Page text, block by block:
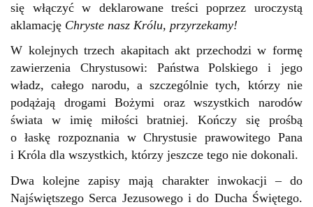
się włączyć w deklarowane treści poprzez uroczystą
aklamację Chryste nasz Królu, przyrzekamy!
W kolejnych trzech akapitach akt przechodzi w formę
zawierzenia Chrystusowi: Państwa Polskiego i jego
władz, całego narodu, a szczególnie tych, którzy nie
podążają drogami Bożymi oraz wszystkich narodów
świata w imię miłości bratniej. Kończy się prośbą
o łaskę rozpoznania w Chrystusie prawowitego Pana
i Króla dla wszystkich, którzy jeszcze tego nie dokonali.
Dwa kolejne zapisy mają charakter inwokacji – do
Najświętszego Serca Jezusowego i do Ducha Świętego.